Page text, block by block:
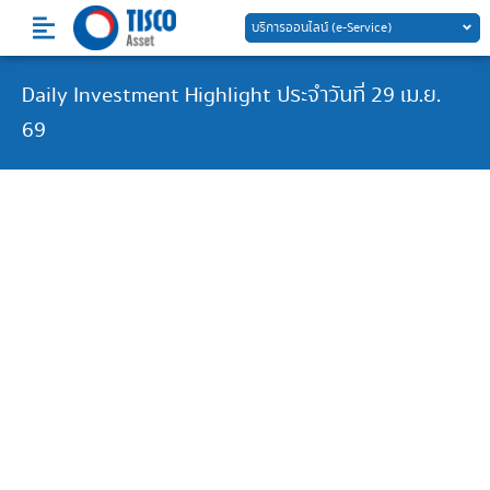
content
บริการออนไลน์ (e-Service)
Daily Investment Highlight ประจำวันที่ 29 เม.ย.
69